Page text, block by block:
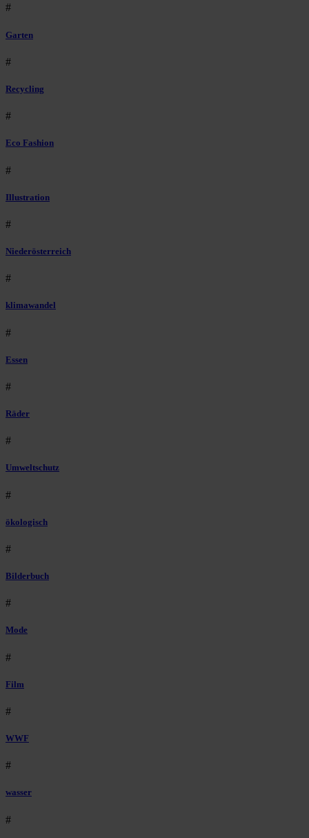
#
Garten
#
Recycling
#
Eco Fashion
#
Illustration
#
Niederösterreich
#
klimawandel
#
Essen
#
Räder
#
Umweltschutz
#
ökologisch
#
Bilderbuch
#
Mode
#
Film
#
WWF
#
wasser
#